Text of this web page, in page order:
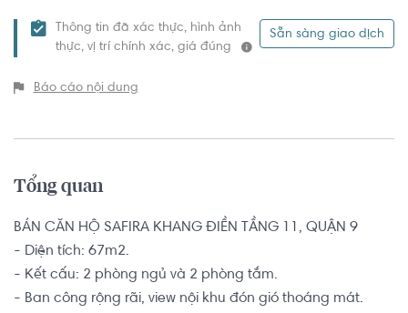
Thông tin đã xác thực, hình ảnh
thực, vị trí chính xác, giá đúng
Sẵn sàng giao dịch
Báo cáo nội dung
Tổng quan
BÁN CĂN HỘ SAFIRA KHANG ĐIỀN TẦNG 11, QUẬN 9
- Diện tích: 67m2.
- Kết cấu: 2 phòng ngủ và 2 phòng tắm.
- Ban công rộng rãi, view nội khu đón gió thoáng mát.